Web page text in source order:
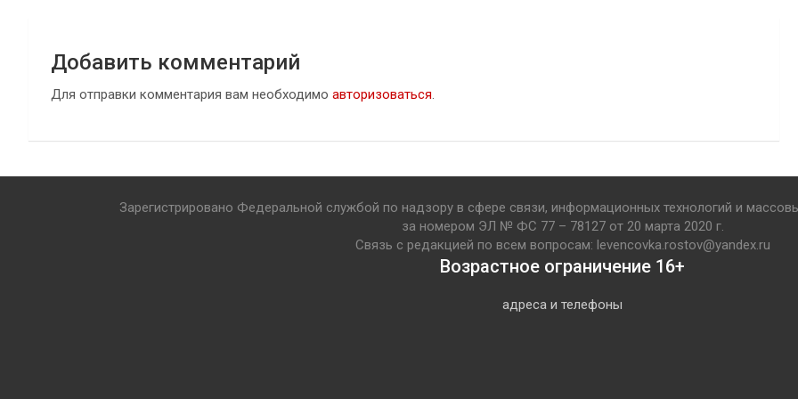
Добавить комментарий
Для отправки комментария вам необходимо авторизоваться.
Зарегистрировано Федеральной службой по надзору в сфере связи, информационных технологий и
за номером ЭЛ № ФС 77 – 78127 от 20 марта 2020 г.
Связь с редакцией по всем вопросам: levencovka.rostov@yandex.ru
Возрастное ограничение 16+
адреса и телефоны